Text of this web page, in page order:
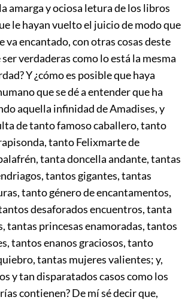
amarga y ociosa letura de los libros
le hayan vuelto el juicio de modo que
va encantado, con otras cosas deste
verdaderas como lo está la mesma
Y ¿cómo es posible que haya
que se dé a entender que ha
aquella infinidad de Amadises, y
de tanto famoso caballero, tanto
tanto Felixmarte de
tanta doncella andante, tantas
tantos gigantes, tantas
tanto género de encantamentos,
desaforados encuentros, tanta
tantas princesas enamoradas, tantos
tantos enanos graciosos, tanto
tantas mujeres valientes; y,
y tan disparatados casos como los
contienen? De mí sé decir que,